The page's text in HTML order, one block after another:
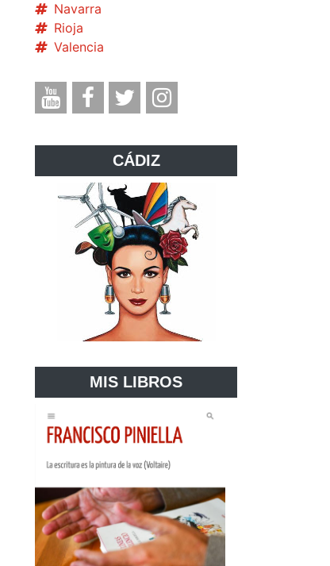
Navarra
Rioja
Valencia
CÁDIZ
MIS LIBROS